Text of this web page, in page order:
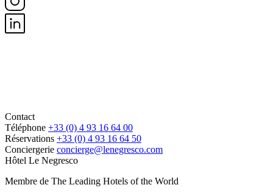
Contact
Téléphone +33 (0) 4 93 16 64 00
Réservations +33 (0) 4 93 16 64 50
Conciergerie concierge@lenegresco.com
Hôtel Le Negresco
Membre de The Leading Hotels of the World